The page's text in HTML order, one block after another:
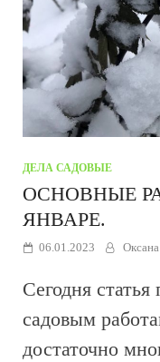
ДЕЛА САДОВЫЕ
ОСНОВНЫЕ
ЯНВАРЕ.
06.01.2023
Сегодня
садовым
достаточно